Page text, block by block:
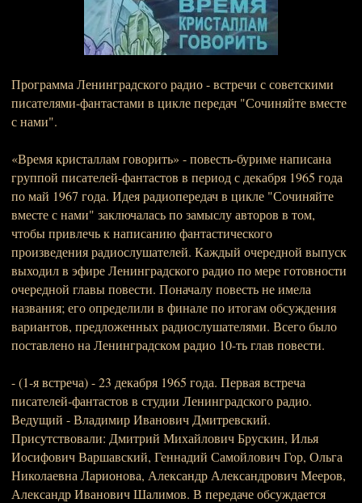
Программа Ленинградского радио - встречи с советскими
писателями-фантастами в цикле передач "Сочиняйте вместе
с нами".
«Время кристаллам говорить» - повесть-буриме написана
группой писателей-фантастов в период с декабря 1965 года
по май 1967 года. Идея радиопередач в цикле "Сочиняйте
вместе с нами" заключалась по замыслу авторов в том,
чтобы привлечь к написанию фантастического
произведения радиослушателей. Каждый очередной выпуск
выходил в эфире Ленинградского радио по мере готовности
очередной главы повести. Поначалу повесть не имела
названия; его определили в финале по итогам обсуждения
вариантов, предложенных радиослушателями. Всего было
поставлено на Ленинградском радио 10-ть глав повести.
- (1-я встреча) - 23 декабря 1965 года. Первая встреча
писателей-фантастов в студии Ленинградского радио.
Ведущий - Владимир Иванович Дмитревский.
Присутствовали: Дмитрий Михайлович Брускин, Илья
Иосифович Варшавский, Геннадий Самойлович Гор, Ольга
Николаевна Ларионова, Александр Александрович Мееров,
Александр Иванович Шалимов. В передаче обсуждается